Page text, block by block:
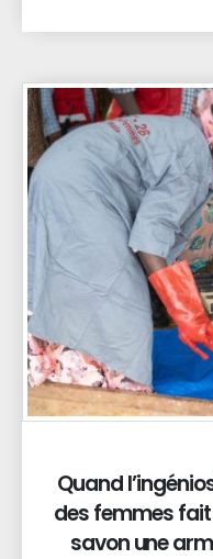
MALIENNE
Quand
des femmes
savon une